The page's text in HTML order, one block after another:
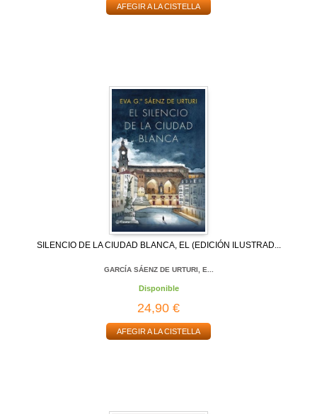
AFEGIR A LA CISTELLA
SILENCIO DE LA CIUDAD BLANCA, EL (EDICIÓN ILUSTRAD...
GARCÍA SÁENZ DE URTURI, E...
Disponible
24,90 €
AFEGIR A LA CISTELLA